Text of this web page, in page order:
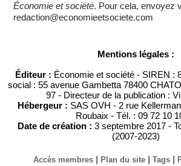
Économie et société. Pour cela, envoyez
redaction@economieetsociete.com
Mentions légales :
Éditeur : Économie et société - SIREN :
social : 55 avenue Gambetta 78400
97 - Directeur de la publication :
Hébergeur : SAS OVH - 2 rue
Roubaix - Tél. : 09 72 10
Date de création : 3 septembre 2017 -
(2007-2023)
Accès membres | Plan du site | Tags |